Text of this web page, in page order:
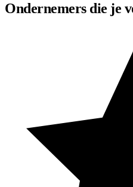
Ondernemers die je